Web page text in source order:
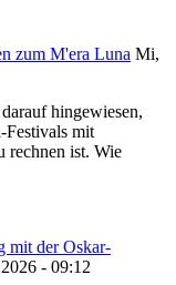
zum M'era Luna Mi,
hingewiesen,
Festivals mit
rechnen ist. Wie
mit der Oskar-
- 09:12